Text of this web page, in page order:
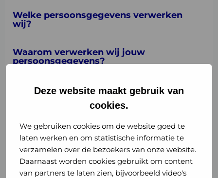
Deze website maakt gebruik van
cookies.
We gebruiken cookies om de website goed te
laten werken en om statistische informatie te
verzamelen over de bezoekers van onze website.
Daarnaast worden cookies gebruikt om content
van partners te laten zien, bijvoorbeeld video's
Welke persoonsgegevens verwerken
wij?
Waarom verwerken wij jouw
persoonsgegevens?
Hoe lang bewaren wij jouw
Met wie delen wij jouw
persoonsgegevens?
Welke rechten heb je?